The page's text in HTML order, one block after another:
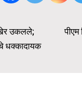
उकलले;
धक्कादायक
पीएम